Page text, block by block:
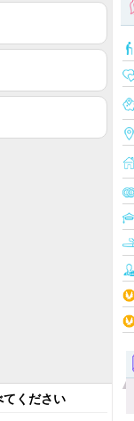
てください